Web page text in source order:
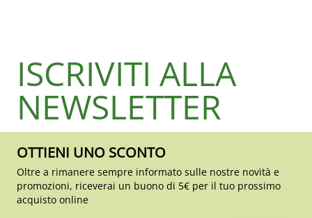
ISCRIVITI ALLA
NEWSLETTER
OTTIENI UNO SCONTO
Oltre a rimanere sempre informato sulle nostre novità e
promozioni, riceverai un buono di 5€ per il tuo prossimo
acquisto online